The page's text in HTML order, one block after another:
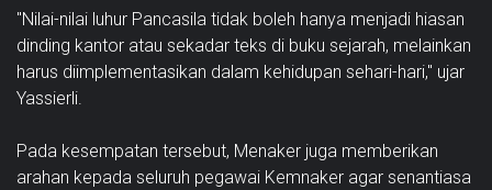
"Nilai-nilai luhur Pancasila tidak boleh hanya menjadi hiasan
dinding kantor atau sekadar teks di buku sejarah, melainkan
harus diimplementasikan dalam kehidupan sehari-hari," ujar
Yassierli.
Pada kesempatan tersebut, Menaker juga memberikan
arahan kepada seluruh pegawai Kemnaker agar senantiasa